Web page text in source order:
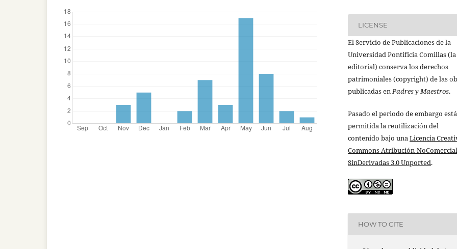
LICENSE
El Servicio de Publicaciones de la
Universidad Pontificia Comillas (la
editorial) conserva los derechos
patrimoniales (copyright) de las
publicadas enPadres y Maestros.
Pasado el periodo de embargo está
permitida la reutilización del
contenido bajo unaLicencia
Commons Atribución-
SinDerivadas 3.0 Unported.
HOW TO CITE